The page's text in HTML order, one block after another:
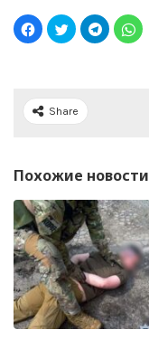
Share
Похожие новости